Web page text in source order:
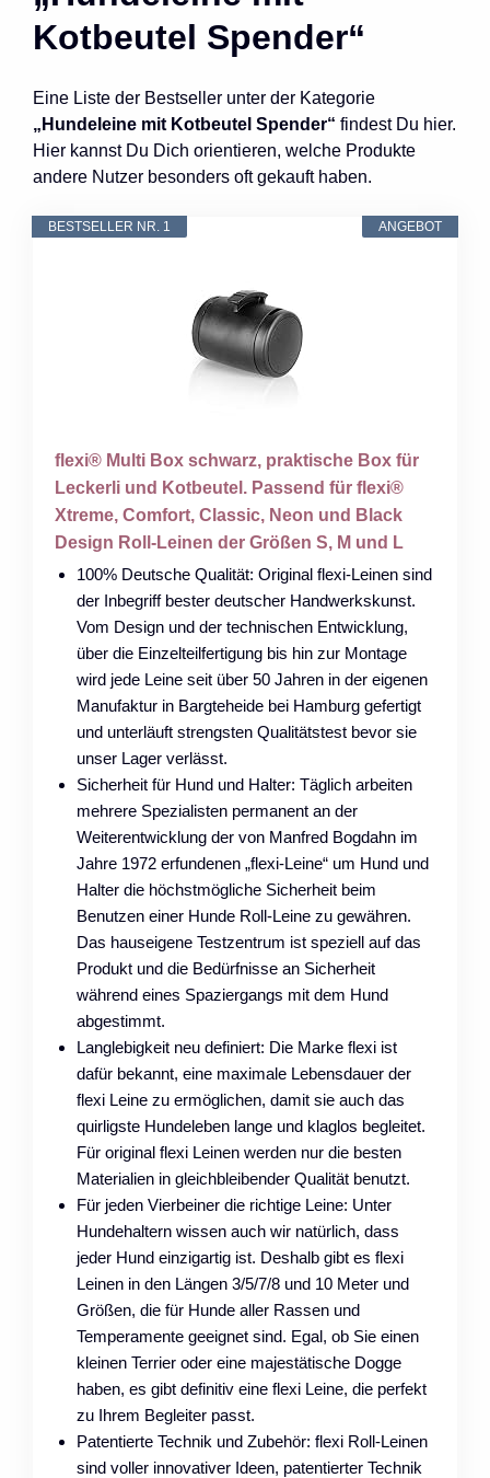
Kotbeutel Spender“
Eine Liste der Bestseller unter der Kategorie
„Hundeleine mit Kotbeutel Spender“ findest Du hier.
Hier kannst Du Dich orientieren, welche Produkte
andere Nutzer besonders oft gekauft haben.
ANGEBOT
BESTSELLER NR. 1
flexi® Multi Box schwarz, praktische Box für
Leckerli und Kotbeutel. Passend für flexi®
Xtreme, Comfort, Classic, Neon und Black
Design Roll-Leinen der Größen S, M und L
100% Deutsche Qualität: Original flexi-Leinen sind
der Inbegriff bester deutscher Handwerkskunst.
Vom Design und der technischen Entwicklung,
über die Einzelteilfertigung bis hin zur Montage
wird jede Leine seit über 50 Jahren in der eigenen
Manufaktur in Bargteheide bei Hamburg gefertigt
und unterläuft strengsten Qualitätstest bevor sie
unser Lager verlässt.
Sicherheit für Hund und Halter: Täglich arbeiten
mehrere Spezialisten permanent an der
Weiterentwicklung der von Manfred Bogdahn im
Jahre 1972 erfundenen „flexi-Leine“ um Hund und
Halter die höchstmögliche Sicherheit beim
Benutzen einer Hunde Roll-Leine zu gewähren.
Das hauseigene Testzentrum ist speziell auf das
Produkt und die Bedürfnisse an Sicherheit
während eines Spaziergangs mit dem Hund
abgestimmt.
Langlebigkeit neu definiert: Die Marke flexi ist
dafür bekannt, eine maximale Lebensdauer der
flexi Leine zu ermöglichen, damit sie auch das
quirligste Hundeleben lange und klaglos begleitet.
Für original flexi Leinen werden nur die besten
Materialien in gleichbleibender Qualität benutzt.
Für jeden Vierbeiner die richtige Leine: Unter
Hundehaltern wissen auch wir natürlich, dass
jeder Hund einzigartig ist. Deshalb gibt es flexi
Leinen in den Längen 3/5/7/8 und 10 Meter und
Größen, die für Hunde aller Rassen und
Temperamente geeignet sind. Egal, ob Sie einen
kleinen Terrier oder eine majestätische Dogge
haben, es gibt definitiv eine flexi Leine, die perfekt
zu Ihrem Begleiter passt.
Patentierte Technik und Zubehör: flexi Roll-Leinen
sind voller innovativer Ideen, patentierter Technik